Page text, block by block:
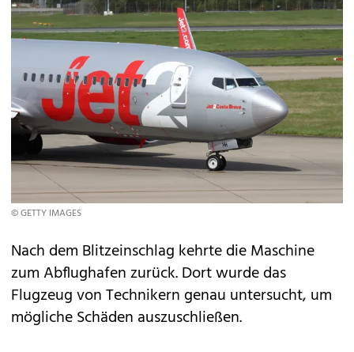
© GETTY IMAGES
Nach dem Blitzeinschlag kehrte die Maschine
zum Abflughafen zurück. Dort wurde das
Flugzeug von Technikern genau untersucht, um
mögliche Schäden auszuschließen.